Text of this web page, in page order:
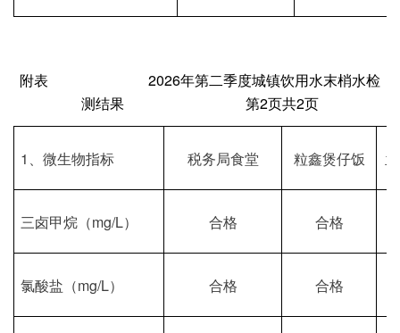
附表 2026年第二季度城镇饮用水末梢水检
测结果
第2页共2页
1、微生物指标 税务局食堂 粒鑫煲仔饭
三卤甲烷（mg/L） 合格 合格
氯酸盐（mg/L） 合格 合格